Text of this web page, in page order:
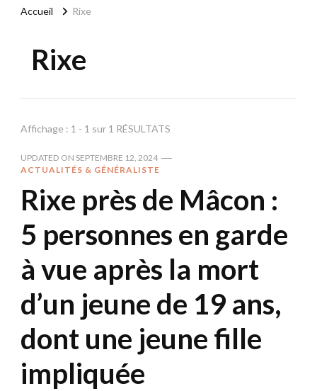
Accueil Rixe
Rixe
Affichage : 1 - 1 sur 1 RÉSULTATS
UPDATED ON SEPTEMBRE 12, 2024
ACTUALITÉS & GÉNÉRALISTE
Rixe près de Mâcon :
5 personnes en garde
à vue après la mort
d’un jeune de 19 ans,
dont une jeune fille
impliquée